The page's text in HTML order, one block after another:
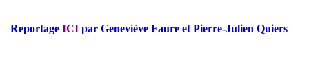
Reportage ICI par Geneviève Faure et Pierre-Julien Quiers